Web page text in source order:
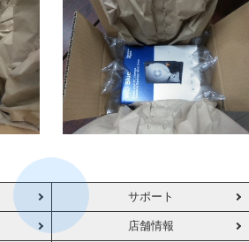
サポート
店舗情報